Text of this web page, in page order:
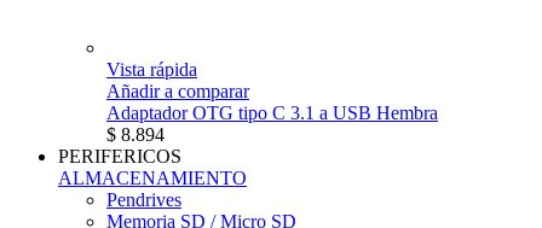
Vista rápida
Añadir a comparar
Adaptador OTG tipo C 3.1 a USB Hembra
$ 8.894
PERIFERICOS
ALMACENAMIENTO
Pendrives
Memoria SD / Micro SD